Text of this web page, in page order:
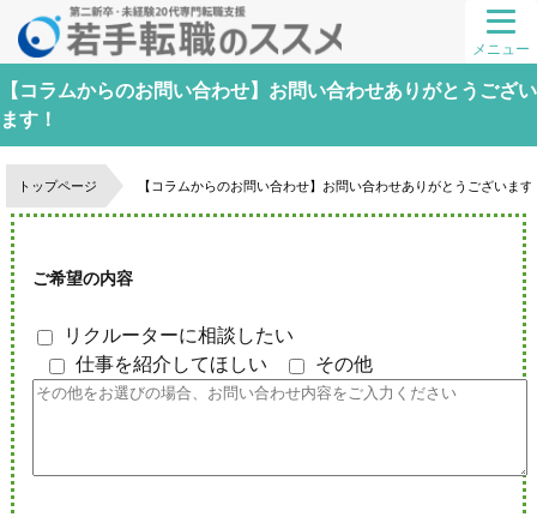
メニュー
【コラムからのお問い合わせ】お問い合わせありがとうござい
ます！
トップページ 【コラムからのお問い合わせ】お問い合わせありがとうございます
ご希望の内容
リクルーターに相談したい
仕事を紹介してほしい
その他